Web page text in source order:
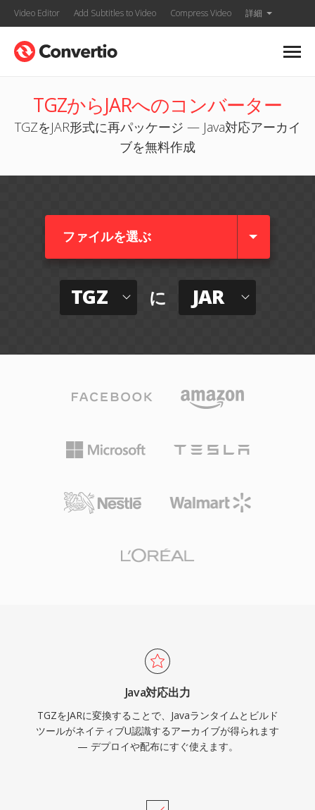
Video Editor Add Subtitles to Video Compress Video 詳細
TGZからJARへのコンバーター
TGZをJAR形式に再パッケージ — Java対応アーカイ
ブを無料作成
ファイルを選ぶ
TGZ に JAR
Java対応出力
TGZをJARに変換することで、Javaランタイムとビルド
ツールがネイティブU認識するアーカイブが得られます
— デプロイや配布にすぐ使えます。